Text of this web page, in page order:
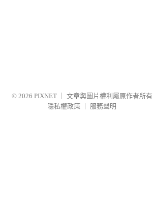
© 2026 PIXNET
文章與圖片權利屬原作者所有
隱私權政策
服務聲明